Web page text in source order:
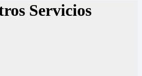
Servicios